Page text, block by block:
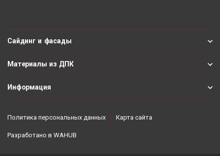
Сайдинг и фасады
Материалы из ДПК
Информация
Политика персональных данных Карта сайта
Разработано в WAHUB